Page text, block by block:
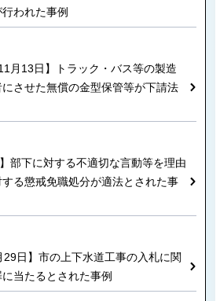
われた事例
月13日】トラック・バス等の製造
させた無償の金型保管等が下請法
部下に対する不適切な言動等を理由
る懲戒免職処分が適法とされた事
29日】市の上下水道工事の入札に関
当たるとされた事例